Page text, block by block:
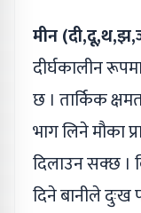
मीन
दीर्घकालीन
छ । तार्किक
भाग लिने मौका
दिलाउन सक्छ ।
दिने बानीले दुःख